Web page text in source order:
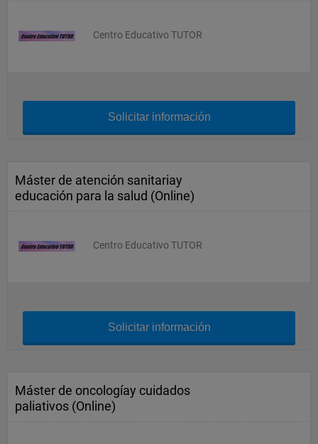
Centro Educativo TUTOR
Solicitar información
Máster de atención sanitariay
educación para la salud (Online)
Centro Educativo TUTOR
Solicitar información
Máster de oncologíay cuidados
paliativos (Online)